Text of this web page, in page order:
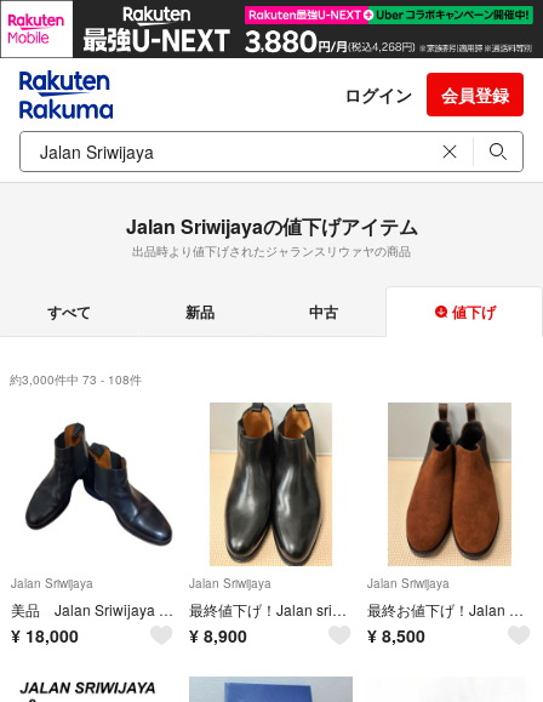
ログイン 会員登録
Jalan Sriwijayaの値下げアイテム
出品時より値下げされたジャランスリウァヤの商品
すべて 新品 中古 値下げ
約3,000件中 73 - 108件
Jalan Sriwijaya
美品 Jalan Sriwijaya サイドゴアブーツ サイズ9
¥ 18,000
Jalan Sriwijaya
最終値下げ！Jalan sriwijaya サイドゴアブーツ
¥ 8,900
Jalan Sriwijaya
最終お値下げ！Jalan Sriwijaya サイドゴアブーツ
¥ 8,500